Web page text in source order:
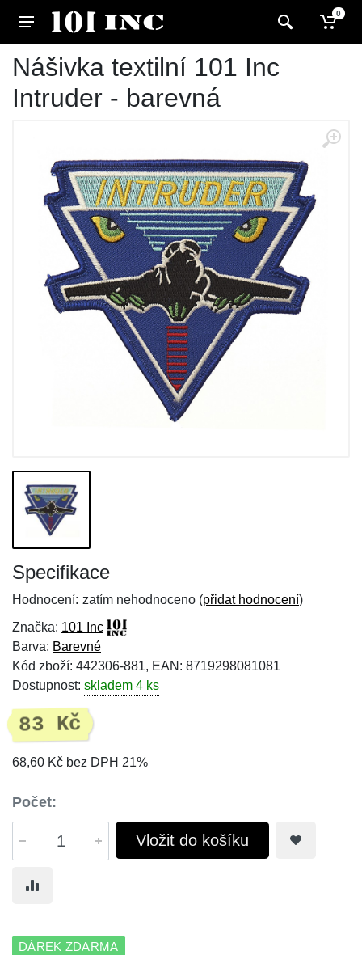
0
Nášivka textilní 101 Inc
Intruder - barevná
Specifikace
Hodnocení: zatím nehodnoceno (přidat hodnocení)
Značka: 101 Inc
Barva: Barevné
Kód zboží: 442306-881, EAN: 8719298081081
Dostupnost: skladem 4 ks
83 Kč
68,60 Kč bez DPH 21%
Počet:
Vložit do košíku
DÁREK ZDARMA